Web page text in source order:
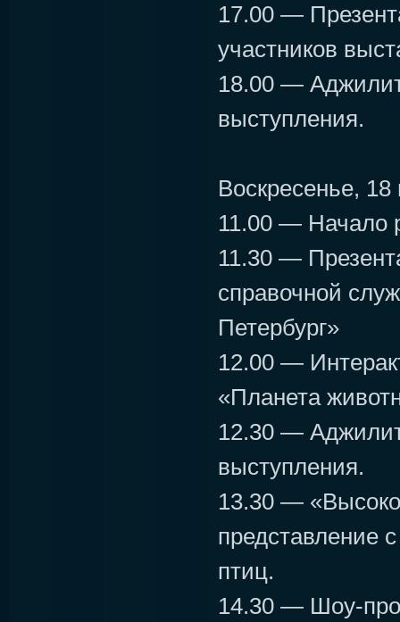
17.00 —
участников
18.00 —
выступления.
Воскресенье,
11.00 — Начало
11.30 —
справочной
Петербург»
12.00 —
«Планета
12.30 —
выступления.
13.30 —
представление
птиц.
14.30 — Шоу-